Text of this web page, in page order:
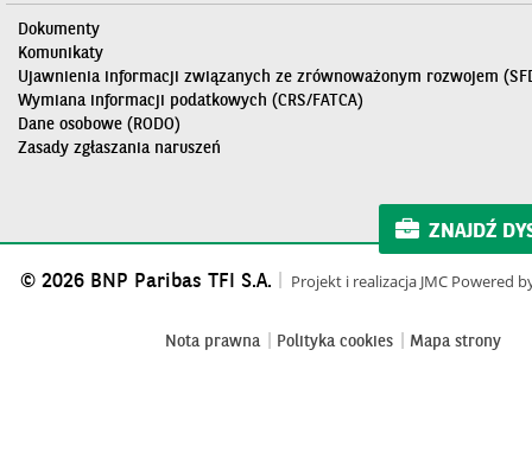
Dokumenty
Komunikaty
Ujawnienia informacji związanych ze zrównoważonym rozwojem
Wymiana informacji podatkowych (CRS/FATCA)
Dane osobowe (RODO)
Zasady zgłaszania naruszeń
ZNAJDŹ
© 2026 BNP Paribas TFI S.A.
Projekt i realizacja JMC Powered
Nota prawna Polityka cookies Mapa strony